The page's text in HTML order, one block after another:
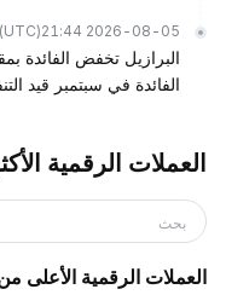
2026-08-05 21:44
(UTC)
الفائدة في سبتمبر قيد
العملات الرقمية
بحث
العملات الرقمية الأعلى